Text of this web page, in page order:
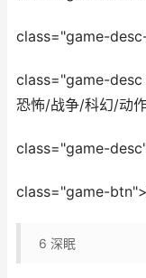
class="game-
class="game-
恐怖/战争/科幻/动
class="game-
class="game-
6 深眠